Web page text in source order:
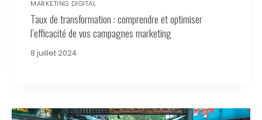
MARKETING DIGITAL
Taux de transformation : comprendre et optimiser
l’efficacité de vos campagnes marketing
8 juillet 2024